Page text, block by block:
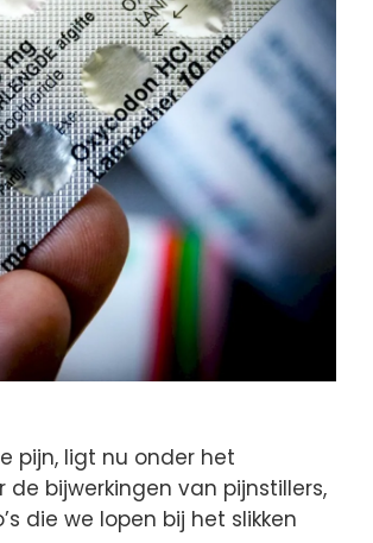
pijn, ligt nu onder het
bijwerkingen van pijnstillers,
die we lopen bij het slikken